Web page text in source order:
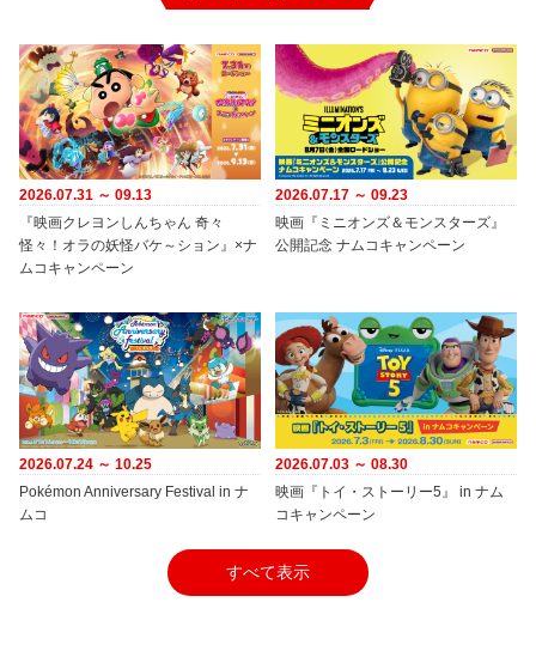
2026.07.31 ～ 09.13
『映画クレヨンしんちゃん 奇々
怪々！オラの妖怪バケ～ション』×ナ
ムコキャンペーン
2026.07.17 ～ 09.23
映画『ミニオンズ＆モンスターズ』
公開記念 ナムコキャンペーン
2026.07.24 ～ 10.25
Pokémon Anniversary Festival in ナ
ムコ
2026.07.03 ～ 08.30
映画『トイ・ストーリー5』 in ナム
コキャンペーン
すべて表示